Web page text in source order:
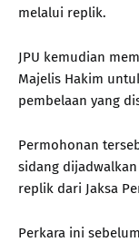
melalui replik.
JPU kemudian
Majelis Hakim
pembelaan yang
Permohonan
sidang
replik dari Jaksa
Perkara ini